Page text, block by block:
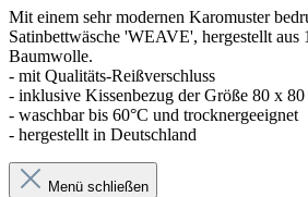
Mit einem sehr modernen Karomuster
Satinbettwäsche 'WEAVE', hergestellt aus
Baumwolle.
- mit Qualitäts-Reißverschluss
- inklusive Kissenbezug der Größe 80 x 80
- waschbar bis 60°C und trocknergeeignet
- hergestellt in Deutschland
Menü schließen